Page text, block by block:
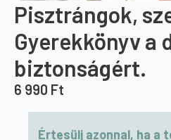
Pisztrángok,
Gyerekkönyv a
biztonságért.
6 990 Ft
Értesülj azonnal, ha a